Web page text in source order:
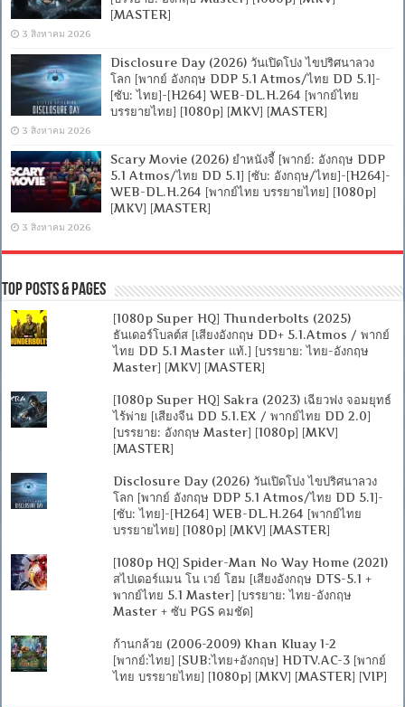
[MASTER]
3 สิงหาคม 2026
Disclosure Day (2026) วันเปิดโปง ไขปริศนาลวง
โลก [พากย์ อังกฤษ DDP 5.1 Atmos/ไทย DD 5.1]-
[ซับ: ไทย]-[H264] WEB-DL.H.264 [พากย์ไทย
บรรยายไทย] [1080p] [MKV] [MASTER]
3 สิงหาคม 2026
Scary Movie (2026) ยำหนังจี้ [พากย์: อังกฤษ DDP
5.1 Atmos/ไทย DD 5.1] [ซับ: อังกฤษ/ไทย]-[H264]-
WEB-DL.H.264 [พากย์ไทย บรรยายไทย] [1080p]
[MKV] [MASTER]
3 สิงหาคม 2026
Top Posts & Pages
[1080p Super HQ] Thunderbolts (2025)
ธันเดอร์โบลต์ส [เสียงอังกฤษ DD+ 5.1.Atmos / พากย์
ไทย DD 5.1 Master แท้.] [บรรยาย: ไทย-อังกฤษ
Master] [MKV] [MASTER]
[1080p Super HQ] Sakra (2023) เฉียวฟง จอมยุทธ์
ไร้พ่าย [เสียงจีน DD 5.1.EX / พากย์ไทย DD 2.0]
[บรรยาย: อังกฤษ Master] [1080p] [MKV]
[MASTER]
Disclosure Day (2026) วันเปิดโปง ไขปริศนาลวง
โลก [พากย์ อังกฤษ DDP 5.1 Atmos/ไทย DD 5.1]-
[ซับ: ไทย]-[H264] WEB-DL.H.264 [พากย์ไทย
บรรยายไทย] [1080p] [MKV] [MASTER]
[1080p HQ] Spider-Man No Way Home (2021)
สไปเดอร์แมน โน เวย์ โฮม [เสียงอังกฤษ DTS-5.1 +
พากย์ไทย 5.1 Master] [บรรยาย: ไทย-อังกฤษ
Master + ซับ PGS คมชัด]
ก้านกล้วย (2006-2009) Khan Kluay 1-2
[พากย์:ไทย] [SUB:ไทย+อังกฤษ] HDTV.AC-3 [พากย์
ไทย บรรยายไทย] [1080p] [MKV] [MASTER] [VIP]